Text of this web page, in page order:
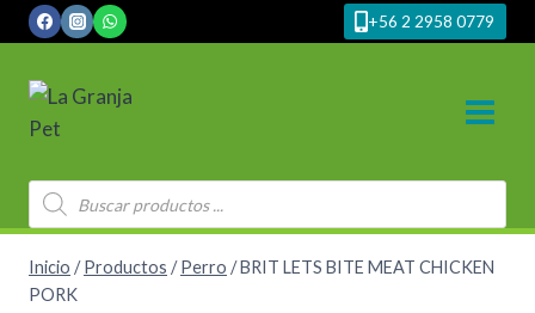
Saltar
al
contenido
+56 2 2958 0779
Búsqueda
de
productos
Inicio / Productos / Perro /BRIT LETS BITE MEAT CHICKEN
PORK